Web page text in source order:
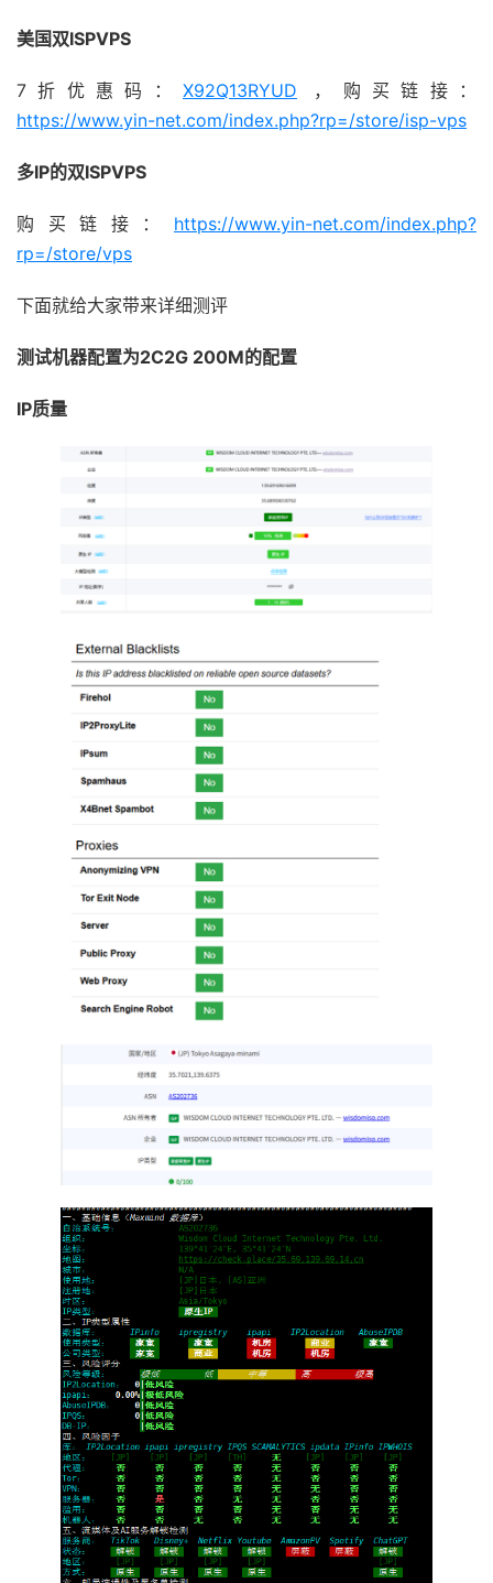
美国双ISPVPS
7折优惠码： X92Q13RYUD ，购买链接：
https://www.yin-net.com/index.php?rp=/store/isp-vps
多IP的双ISPVPS
购买链接： https://www.yin-net.com/index.php?
rp=/store/vps
下面就给大家带来详细测评
测试机器配置为2C2G 200M的配置
IP质量